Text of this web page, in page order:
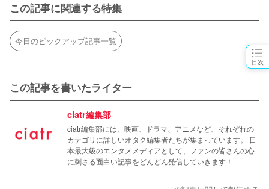
目次
この記事に関連する特集
今日のピックアップ記事一覧
この記事を書いたライター
ciatr編集部
ciatr編集部には、映画、ドラマ、アニメなど、それぞれの
カテゴリに詳しいオタク編集者たちが集まっています。 日
本最大級のエンタメメディアとして、ファンの皆さんの心
に刺さる面白い記事をどんどん発信していきます！